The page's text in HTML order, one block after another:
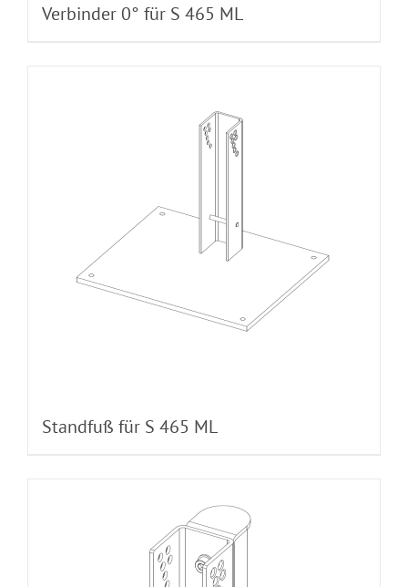
Verbinder 0° für S 465 ML
Standfuß für S 465 ML